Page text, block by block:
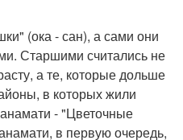
(ока - сан), а сами они
Старшими считались не
а те, которые дольше
в которых жили
- "Цветочные
в первую очередь,